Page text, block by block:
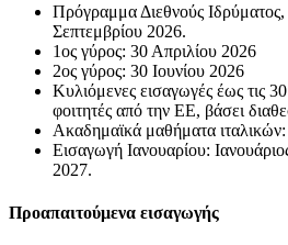
Πρόγραμμα Διεθνούς
Σεπτεμβρίου 2026.
1ος γύρος: 30 Απριλίου 2026
2ος γύρος: 30 Ιουνίου 2026
Κυλιόμενες εισαγωγές έως τις
φοιτητές από την ΕΕ, βάσει
Ακαδημαϊκά μαθήματα ιταλικών:
Εισαγωγή Ιανουαρίου:
2027.
Προαπαιτούμενα εισαγωγής